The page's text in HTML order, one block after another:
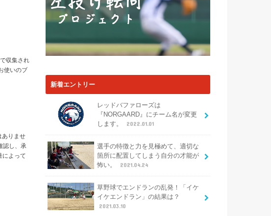
収集され
使いのブ
ありませ
認し、承
によって
新着エントリー
レッドバファローズは
『NORGAARD』にチーム名が変更
します。
2022.01.01
選手の特徴と力を見極めて、適切な
箇所に配置してしまう自分の才能が
怖い。
2021.04.24
草野球でエンドランの乱発！「イケ
イケエンドラン」の結果は？
2021.03.10